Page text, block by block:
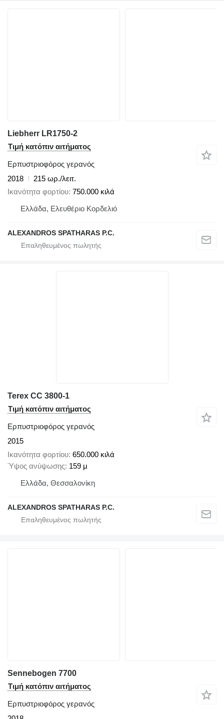
Liebherr LR1750-2
Τιμή κατόπιν αιτήματος
Ερπυστριοφόρος γερανός
2018
215 ωρ./λειτ.
Ικανότητα φορτίου 750.000 κιλά
Ελλάδα, Ελευθέριο Κορδελιό
ALEXANDROS SPATHARAS P.C.
Terex CC 3800-1
Τιμή κατόπιν αιτήματος
Ερπυστριοφόρος γερανός
2015
Ικανότητα φορτίου 650.000 κιλά
Ύψος ανύψωσης 159 μ
Ελλάδα, Θεσσαλονίκη
ALEXANDROS SPATHARAS P.C.
Sennebogen 7700
Τιμή κατόπιν αιτήματος
Ερπυστριοφόρος γερανός